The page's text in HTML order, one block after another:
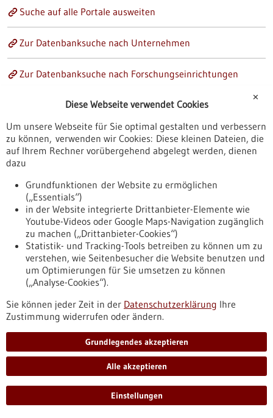
Suche auf alle Portale ausweiten
Zur Datenbanksuche nach Unternehmen
Zur Datenbanksuche nach Forschungseinrichtungen
klinische Studie
dieses Portal
alle Portale
Allgemein
Fachbeiträge
Förderungen
✕
Diese Webseite verwendet Cookies
Um unsere Webseite für Sie optimal gestalten und verbessern
zu können, verwenden wir Cookies: Diese kleinen Dateien, die
auf Ihrem Rechner vorübergehend abgelegt werden, dienen
dazu
Grundfunktionen der Website zu ermöglichen
(„Essentials“)
in der Website integrierte Drittanbieter-Elemente wie
Youtube-Videos oder Google Maps-Navigation zugänglich
zu machen („Drittanbieter-Cookies“)
Statistik- und Tracking-Tools betreiben zu können um zu
verstehen, wie Seitenbesucher die Website benutzen und
um Optimierungen für Sie umsetzen zu können
(„Analyse-Cookies“).
Sie können jeder Zeit in der Datenschutzerklärung Ihre
Zustimmung widerrufen oder ändern.
Grundlegendes akzeptieren
Alle akzeptieren
Einstellungen